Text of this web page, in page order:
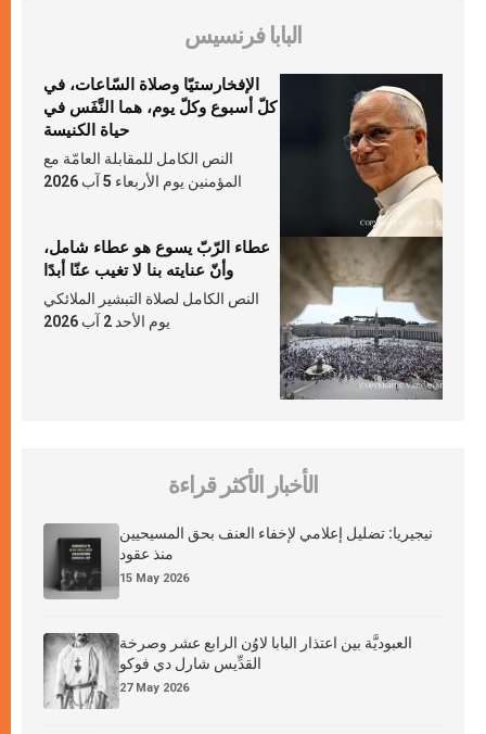
البابا فرنسيس
الإفخارستيّا وصلاة السّاعات، في
كلّ أسبوع وكلّ يوم، هما النَّفَس في
حياة الكنيسة
النص الكامل للمقابلة العامّة مع
المؤمنين يوم الأربعاء 5 آب 2026
عطاء الرّبّ يسوع هو عطاء شامل،
وأنّ عنايته بنا لا تغيب عنّا أبدًا
النص الكامل لصلاة التبشير الملائكي
يوم الأحد 2 آب 2026
الأخبار الأكثر قراءة
نيجيريا: تضليل إعلامي لإخفاء العنف بحق المسيحيين
منذ عقود
15 May 2026
العبوديَّة بين اعتذار البابا لاوُن الرابع عشر وصرخة
القدِّيس شارل دي فوكو
27 May 2026